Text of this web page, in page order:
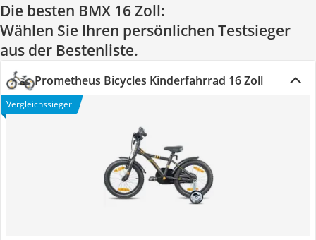
Die besten BMX 16 Zoll:
Wählen Sie Ihren persönlichen Testsieger
aus der Bestenliste.
Prometheus Bicycles Kinderfahrrad 16 Zoll
Vergleichssieger